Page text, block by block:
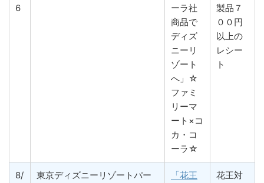
6
ーラ社
商品で
ディズ
ニーリ
ゾート
へ」☆
ファミ
リーマ
ート×コ
カ・コ
ーラ☆
製品７
００円
以上の
レシー
ト
8/
東京ディズニーリゾートパー
「花王
花王対